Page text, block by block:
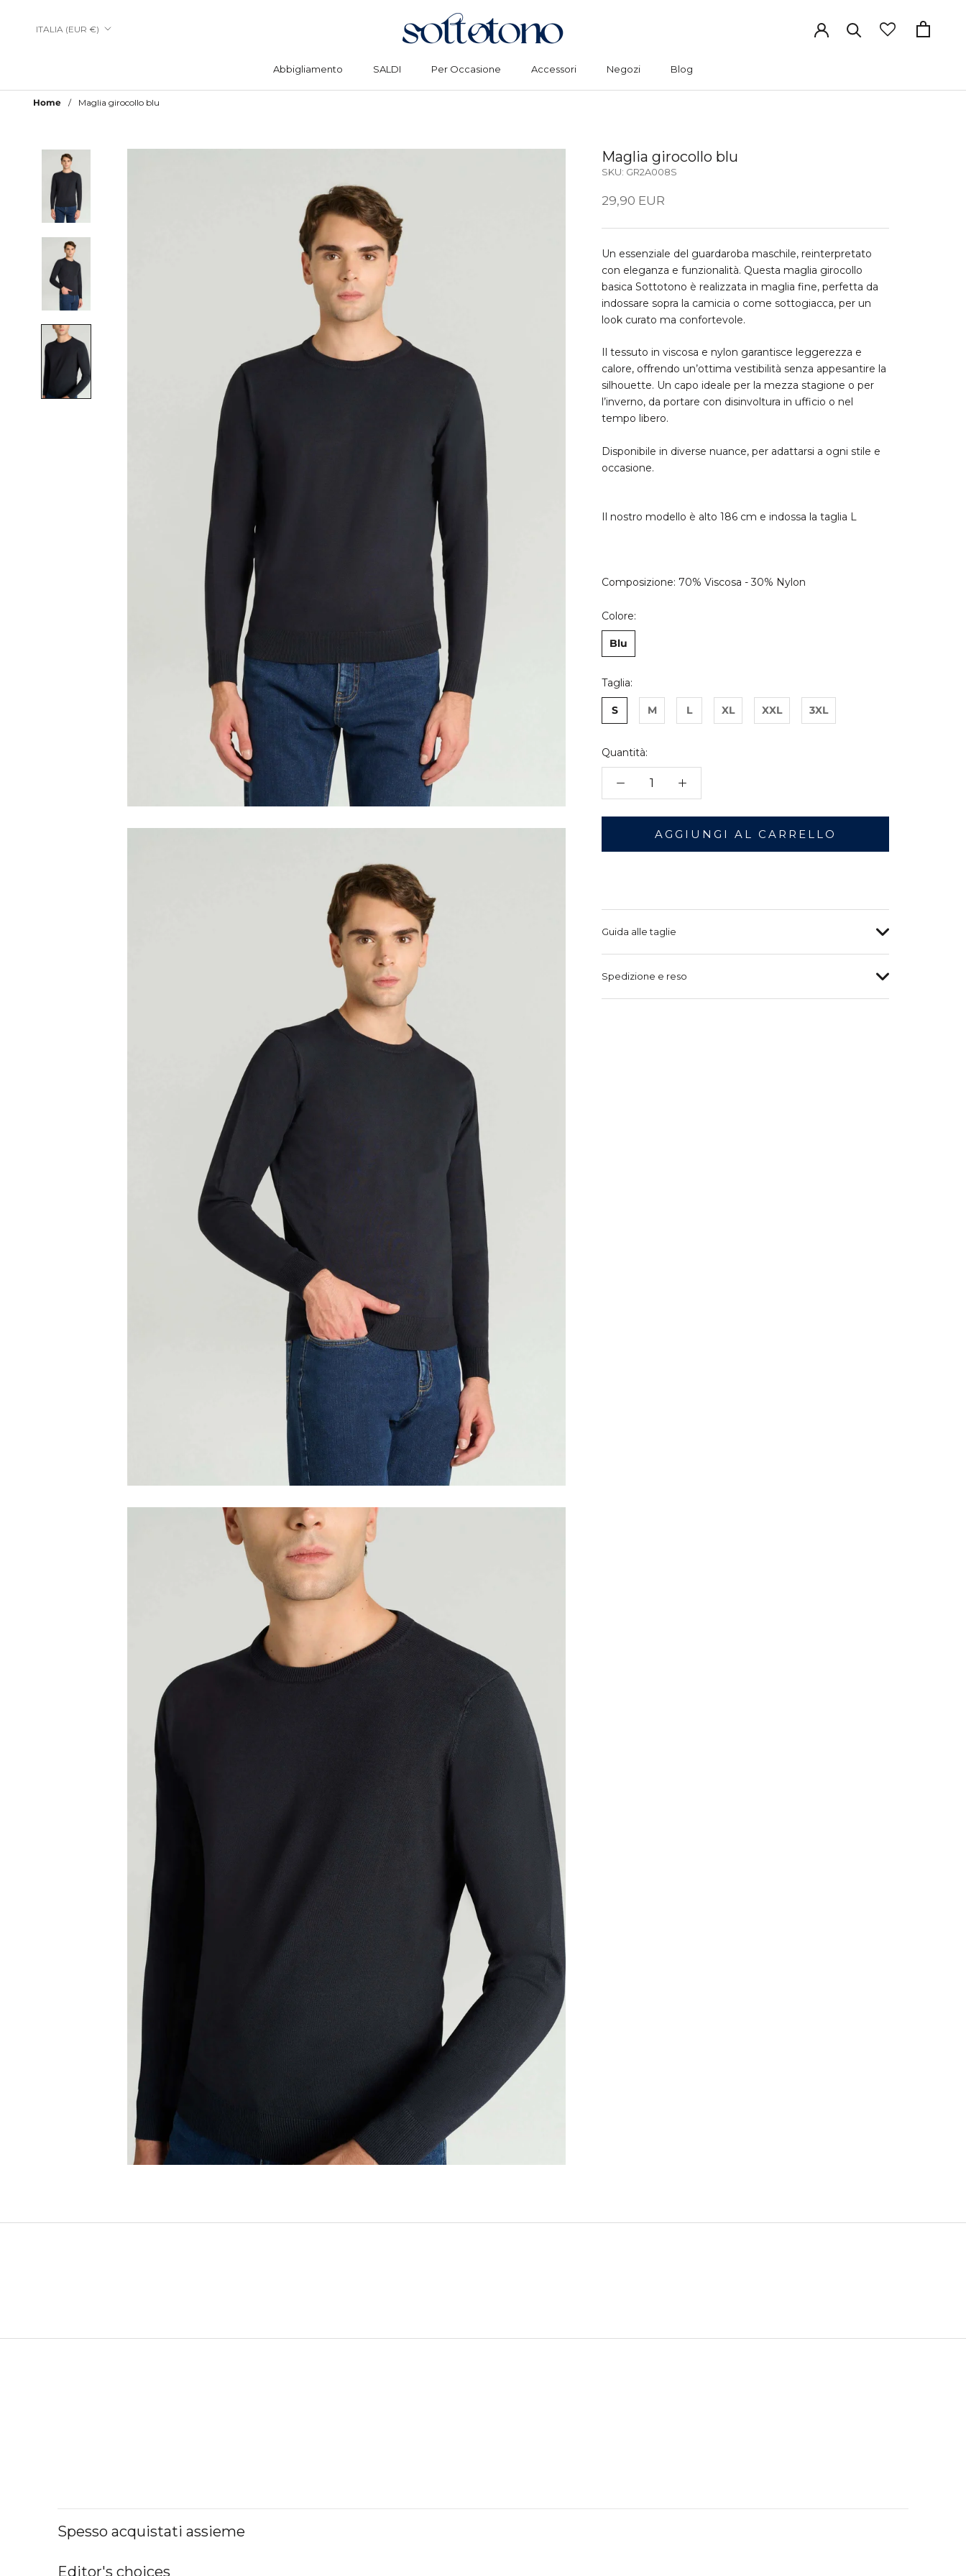
Abbigliamento
SALDI
Per Occasione
Accessori
Negozi
Blog
Paese/Area
ITALIA (EUR €)
Home Maglia girocollo blu
Maglia girocollo blu
SKU: GR2A008S
29,90 EUR
Un essenziale del guardaroba maschile, reinterpretato
con eleganza e funzionalità. Questa maglia girocollo
basica Sottotono è realizzata in maglia fine, perfetta da
indossare sopra la camicia o come sottogiacca, per un
look curato ma confortevole.
Il tessuto in viscosa e nylon garantisce leggerezza e
calore, offrendo un’ottima vestibilità senza appesantire la
silhouette. Un capo ideale per la mezza stagione o per
l’inverno, da portare con disinvoltura in ufficio o nel
tempo libero.
Disponibile in diverse nuance, per adattarsi a ogni stile e
occasione.
Il nostro modello è alto 186 cm e indossa la taglia L
Composizione: 70% Viscosa - 30% Nylon
Colore:
Blu
Taglia:
S M L XL XXL 3XL
Quantità:
AGGIUNGI AL CARRELLO
Guida alle taglie
Spedizione e reso
Spesso acquistati assieme
Editor's choices